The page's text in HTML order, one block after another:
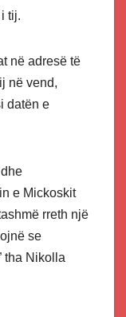
tij.
në adresë të
në vend,
datën e
e Mickoskit
rreth një
se
tha Nikolla